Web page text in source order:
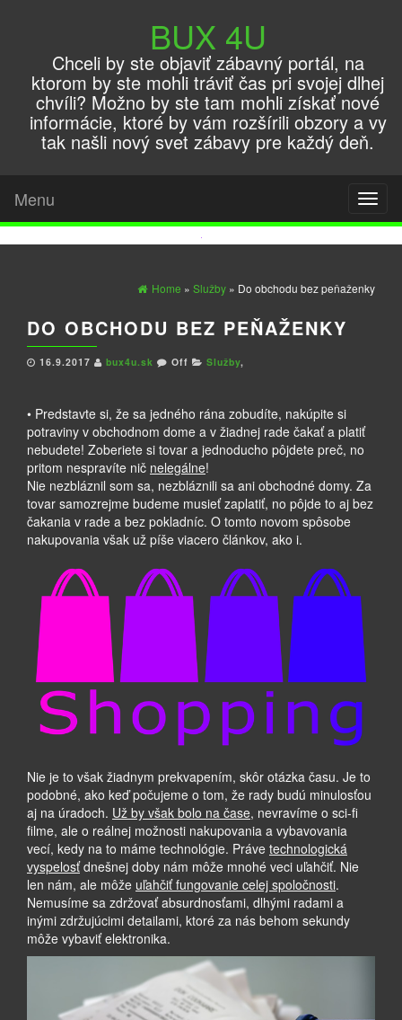
BUX 4U
Chceli by ste objaviť zábavný portál, na
ktorom by ste mohli tráviť čas pri svojej dlhej
chvíli? Možno by ste tam mohli získať nové
informácie, ktoré by vám rozšírili obzory a vy
tak našli nový svet zábavy pre každý deň.
Menu
Home » Služby » Do obchodu bez peňaženky
DO OBCHODU BEZ PEŇAŽENKY
16.9.2017 bux4u.sk Off Služby,
• Predstavte si, že sa jedného rána zobudíte, nakúpite si
potraviny v obchodnom dome a v žiadnej rade čakať a platiť
nebudete! Zoberiete si tovar a jednoducho pôjdete preč, no
pritom nespravíte nič nelegálne!
Nie nezbláznil som sa, nezbláznili sa ani obchodné domy. Za
tovar samozrejme budeme musieť zaplatiť, no pôjde to aj bez
čakania v rade a bez pokladníc. O tomto novom spôsobe
nakupovania však už píše viacero článkov, ako i.
Nie je to však žiadnym prekvapením, skôr otázka času. Je to
podobné, ako keď počujeme o tom, že rady budú minulosťou
aj na úradoch. Už by však bolo na čase, nevravíme o sci-fi
filme, ale o reálnej možnosti nakupovania a vybavovania
vecí, kedy na to máme technológie. Práve technologická
vyspelosťdnešnej doby nám môže mnohé veci uľahčiť. Nie
len nám, ale môže uľahčiť fungovanie celej spoločnosti.
Nemusíme sa zdržovať absurdnosťami, dlhými radami a
inými zdržujúcimi detailami, ktoré za nás behom sekundy
môže vybaviť elektronika.